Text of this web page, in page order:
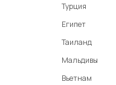
Турция
Египет
Таиланд
Мальдивы
Вьетнам